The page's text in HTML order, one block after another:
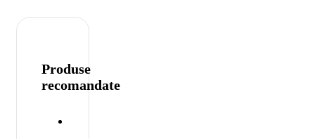
Canada
quantity
Produse
recomandate